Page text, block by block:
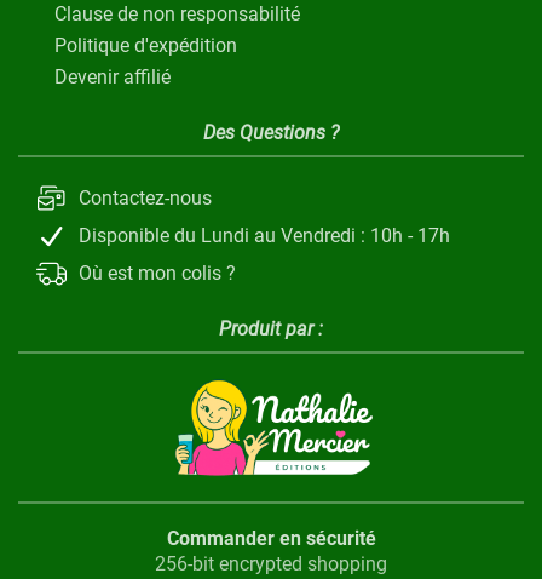
Clause de non responsabilité
Politique d'expédition
Devenir affilié
Des Questions ?
Contactez-nous
Disponible du Lundi au Vendredi : 10h - 17h
Où est mon colis ?
Produit par :
Commander en sécurité
256-bit encrypted shopping